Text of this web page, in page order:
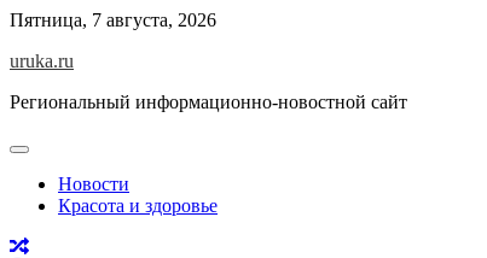
Skip
content
Пятница, 7 августа, 2026
uruka.ru
Региональный информационно-новостной сайт
Новости
Красота и здоровье